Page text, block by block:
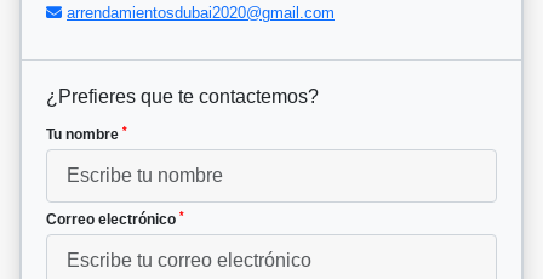
arrendamientosdubai2020@gmail.com
¿Prefieres que te contactemos?
Tu nombre *
Correo electrónico *